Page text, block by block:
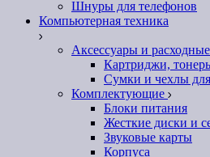
Шнуры для телефонов
Компьютерная техника
Аксессуары и
Картриджи,
Сумки и чехлы для
Комплектующие
Блоки питания
Жесткие диски и
Звуковые карты
Корпуса